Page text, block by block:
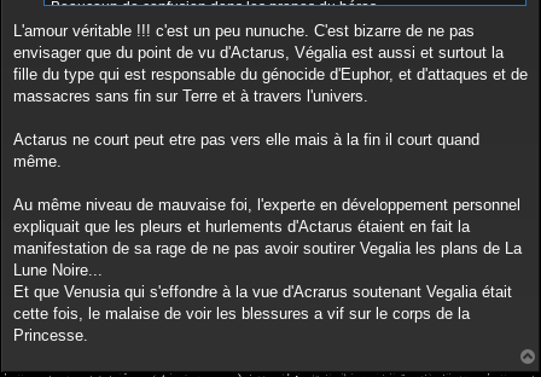
Beaucoup de confusion dans les propos du héros.
ET ces scènes ci-jointe PREUVE EN IMAGES montre que NON il ne
l'aime pas ! Il l'a pousse violemment alors qu'un amoureux aurait pris la
femme dans ses bras pour la protéger.
Il l'arrête quand elle court dans l'herbe et elle fait des paroles
De toute façon il n'aurait jamais épouser la fille de l'assassin de sa
famille et elle est morte et ne reviendra jamais dans la vie du héros.
mentale qui poste des dessins de Végalia et Actarus dans une suite,
c'est juste son cerveau malade qui imagine avec l'IA.
L'amour véritable c'est courir l'un vers l'autre et se prendre dans
les bras. ACTARUS ne fera ça qu'avec NAIDA.
L'amour véritable !!! c'est un peu nunuche. C'est bizarre de ne pas
envisager que du point de vu d'Actarus, Végalia est aussi et surtout la
fille du type qui est responsable du génocide d'Euphor, et d'attaques et de
massacres sans fin sur Terre et à travers l'univers.
Actarus ne court peut etre pas vers elle mais à la fin il court quand
même.
Au même niveau de mauvaise foi, l'experte en développement personnel
expliquait que les pleurs et hurlements d'Actarus étaient en fait la
manifestation de sa rage de ne pas avoir soutirer Vegalia les plans de La
Lune Noire...
Et que Venusia qui s'effondre à la vue d'Acrarus soutenant Vegalia était
cette fois, le malaise de voir les blessures a vif sur le corps de la
Princesse.